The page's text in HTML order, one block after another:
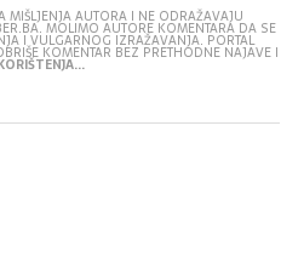
AUTORA I NE ODRAŽAVAJU
MOLIMO AUTORE KOMENTARA DA SE
I VULGARNOG IZRAŽAVANJA. PORTAL
KOMENTAR BEZ PRETHODNE NAJAVE I